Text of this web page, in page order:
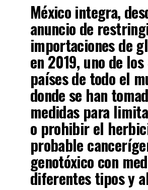
México integra,
anuncio de
importaciones de
en 2019, uno de
países de todo el
donde se han
medidas para
o prohibir el
probable
genotóxico con
diferentes tipos y